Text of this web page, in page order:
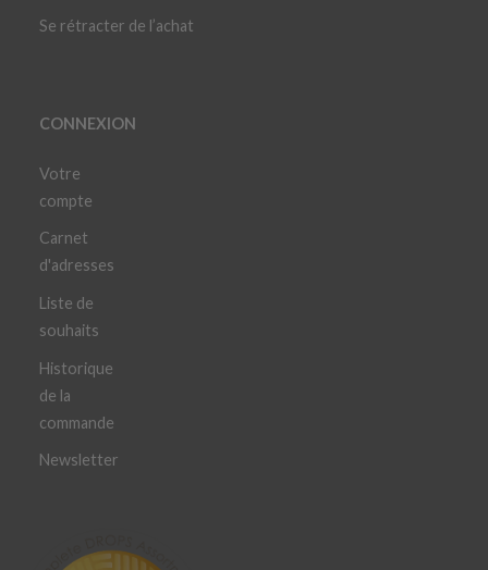
Se rétracter de l’achat
CONNEXION
Votre
compte
Carnet
d'adresses
Liste de
souhaits
Historique
de la
commande
Newsletter